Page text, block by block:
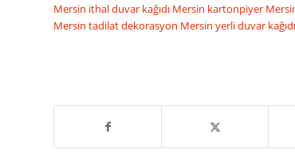
Mersin ithal duvar kağıdı Mersin kartonpiyer
Mersin tadilat dekorasyon Mersin yerli duvar kağıdı